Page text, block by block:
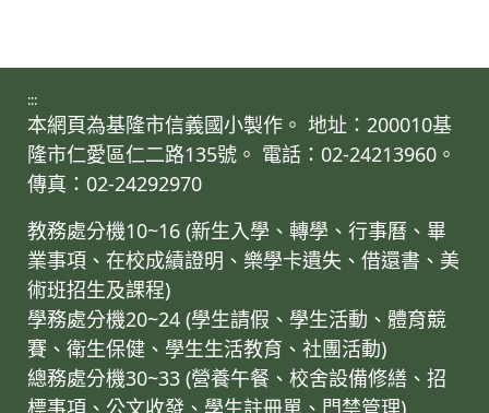
:::
本網頁為基隆市信義國小製作。 地址：200010基
隆市仁愛區仁二路135號。 電話：02-24213960。
傳真：02-24292970
教務處分機10~16 (新生入學、轉學、行事曆、畢
業事項、在校成績證明、樂學卡遺失、借還書、美
術班招生及課程)
學務處分機20~24 (學生請假、學生活動、體育競
賽、衛生保健、學生生活教育、社團活動)
總務處分機30~33 (營養午餐、校舍設備修繕、招
標事項、公文收發、學生註冊單、門禁管理)